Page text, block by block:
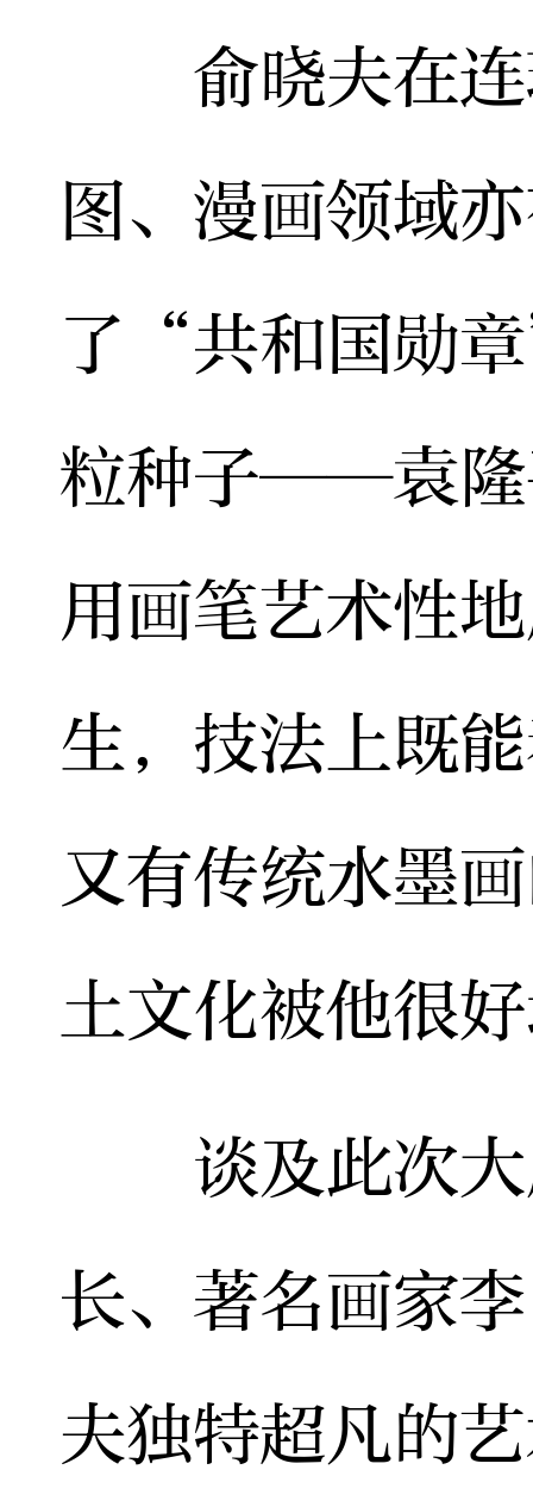
俞晓夫在连
图、漫画领域
了“共和国勋
粒种子——袁隆
用画笔艺术性
生，技法上既
又有传统水墨
土文化被他很
谈及此次大
长、著名画家
夫独特超凡的